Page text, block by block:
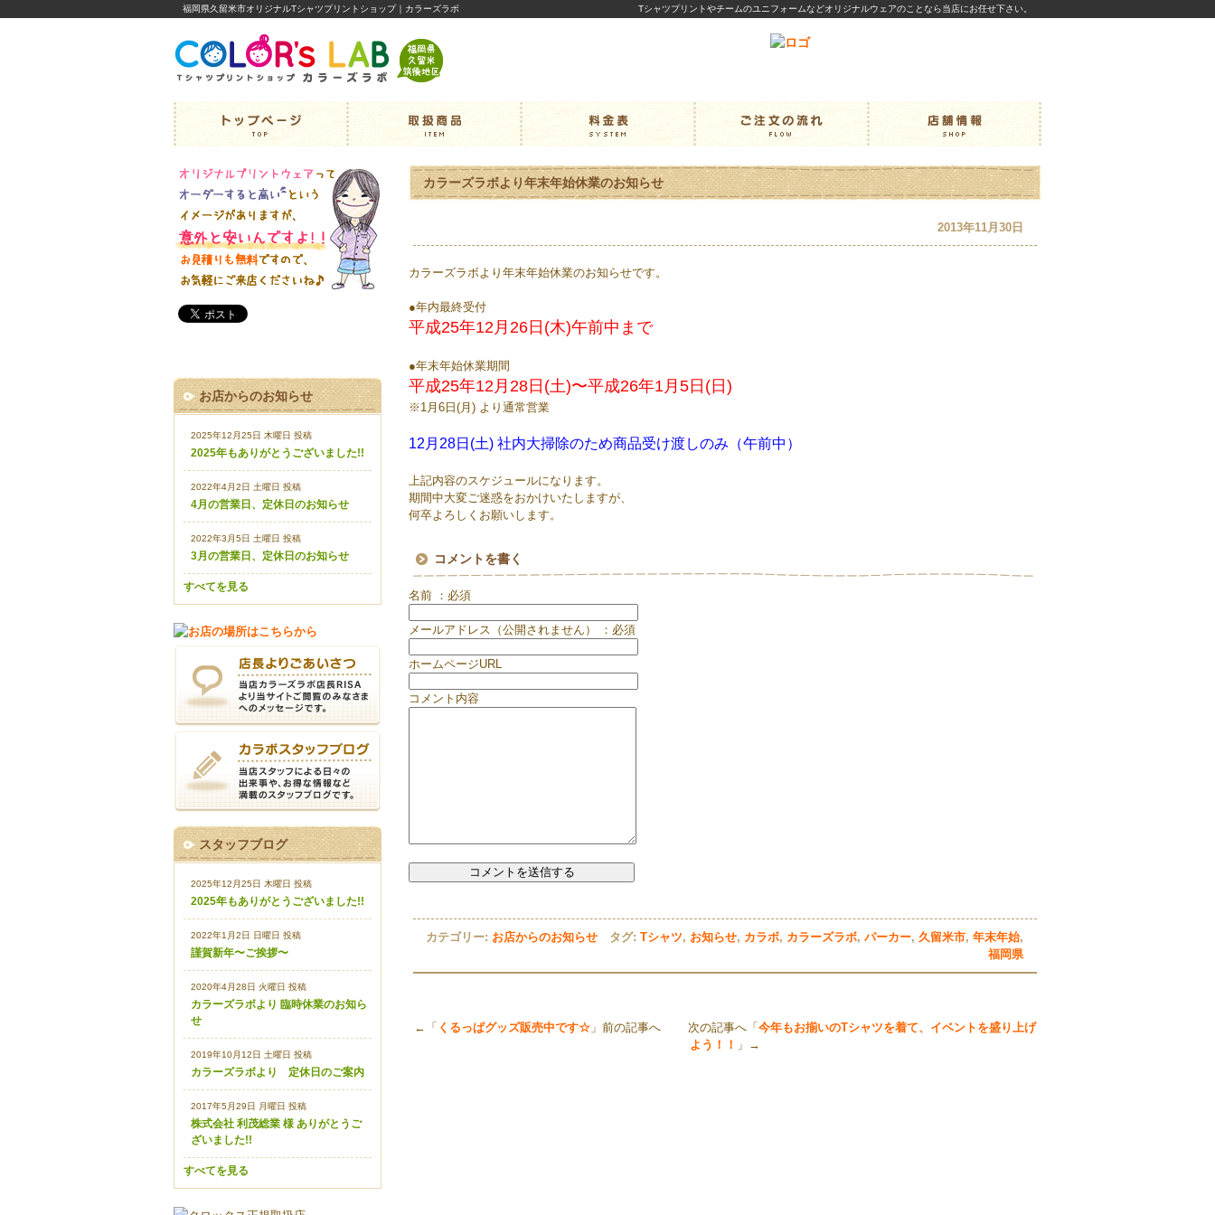
福岡県久留米市オリジナルTシャツプリントショップ｜カラーズラボ Tシャツプリントやチームのユニフォームなどオリジナルウェアのことなら当店にお任せ下さい。
カラーズラボより年末年始休業のお知らせ
2013年11月30日
カラーズラボより年末年始休業のお知らせです。
●年内最終受付
平成25年12月26日(木)午前中まで
●年末年始休業期間
平成25年12月28日(土)〜平成26年1月5日(日)
※1月6日(月) より通常営業
12月28日(土) 社内大掃除のため商品受け渡しのみ（午前中）
上記内容のスケジュールになります。
期間中大変ご迷惑をおかけいたしますが、
何卒よろしくお願いします。
コメントを書く
名前 ：必須
メールアドレス（公開されません） ：必須
ホームページURL
コメント内容
カテゴリー: お店からのお知らせ タグ: Tシャツ, お知らせ, カラボ, カラーズラボ, パーカー, 久留米市, 年末年始,
福岡県
←「 くるっぱグッズ販売中です☆ 」前の記事へ 次の記事へ「 今年もお揃いのTシャツを着て、イベントを盛り上げ
よう！！ 」→
お店からのお知らせ
2025年12月25日 木曜日 投稿
2025年もありがとうございました!!
2022年4月2日 土曜日 投稿
4月の営業日、定休日のお知らせ
2022年3月5日 土曜日 投稿
3月の営業日、定休日のお知らせ
すべてを見る
スタッフブログ
2025年12月25日 木曜日 投稿
2025年もありがとうございました!!
2022年1月2日 日曜日 投稿
謹賀新年〜ご挨拶〜
2020年4月28日 火曜日 投稿
カラーズラボより 臨時休業のお知ら
せ
2019年10月12日 土曜日 投稿
カラーズラボより 定休日のご案内
2017年5月29日 月曜日 投稿
株式会社 利茂総業 様 ありがとうご
ざいました!!
すべてを見る